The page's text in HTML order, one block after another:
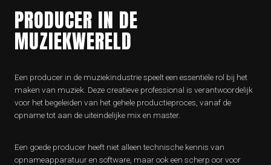
PRODUCER IN DE
MUZIEKWERELD
Een producer in de muziekindustrie speelt een essentiële rol bij het
maken van muziek. Deze creatieve professional is verantwoordelijk
voor het begeleiden van het gehele productieproces, vanaf de
opname tot aan de uiteindelijke mix en master.
Een goede producer heeft niet alleen technische kennis van
opnameapparatuur en software, maar ook een scherp oor voor